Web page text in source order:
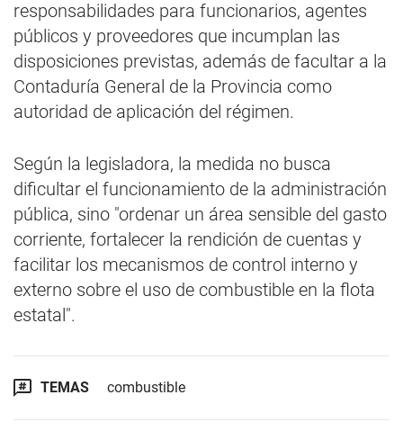
responsabilidades para funcionarios, agentes
públicos y proveedores que incumplan las
disposiciones previstas, además de facultar a la
Contaduría General de la Provincia como
autoridad de aplicación del régimen.
Según la legisladora, la medida no busca
dificultar el funcionamiento de la administración
pública, sino "ordenar un área sensible del gasto
corriente, fortalecer la rendición de cuentas y
facilitar los mecanismos de control interno y
externo sobre el uso de combustible en la flota
estatal".
TEMAS combustible